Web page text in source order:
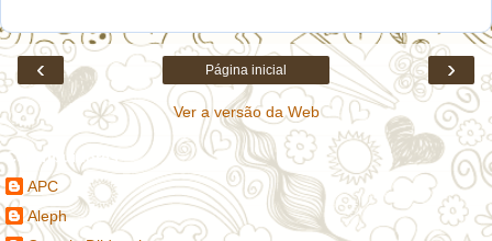
‹ ›
Página inicial
Ver a versão da Web
Contribuidores
APC
Aleph